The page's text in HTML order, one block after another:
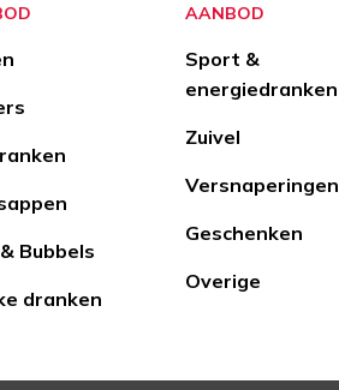
Bubbels
dranken
AANBOD
Sport &
energiedranken
Zuivel
Versnaperingen
Geschenken
Overige